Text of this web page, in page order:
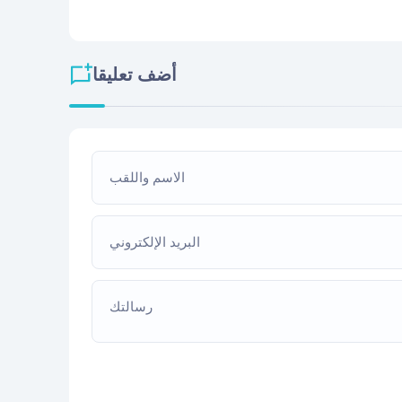
أضف تعليقا
الاسم واللقب
البريد الإلكتروني
رسالتك